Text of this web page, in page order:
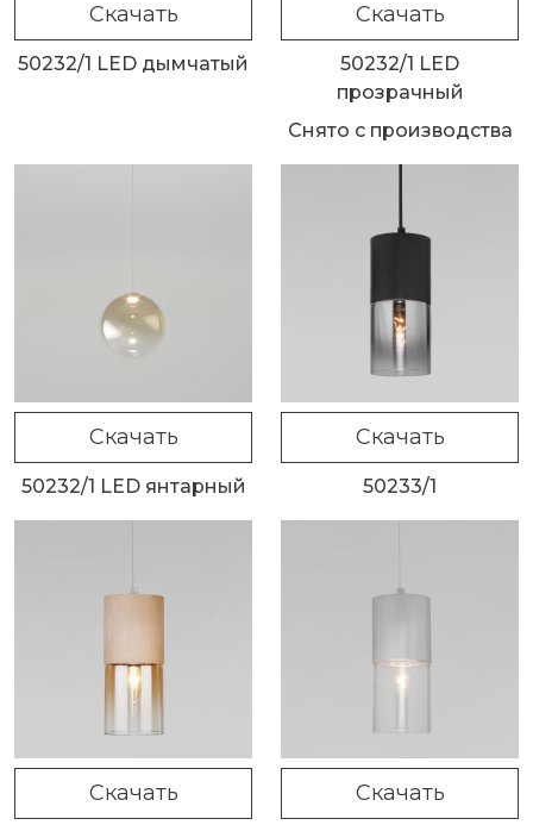
Скачать
50232/1 LED дымчатый
Скачать
50232/1 LED
прозрачный
Снято с производства
Скачать
50232/1 LED янтарный
Скачать
50233/1
Скачать Скачать